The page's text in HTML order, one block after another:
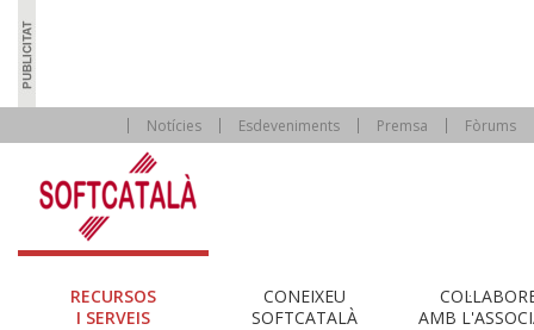
Notícies Esdeveniments Premsa Fòrums
RECURSOS
I SERVEIS
CONEIXEU
SOFTCATALÀ
AMB